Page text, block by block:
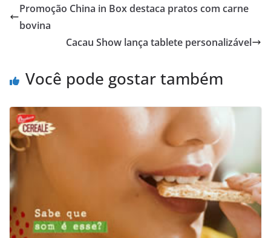
Promoção China in Box destaca pratos com carne
bovina
Cacau Show lança tablete personalizável
Você pode gostar também